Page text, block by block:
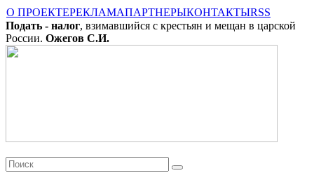
О ПРОЕКТЕРЕКЛАМАПАРТНЕРЫКОНТАКТЫRSS
Подать - налог, взимавшийся с крестьян и мещан в царской
России. Ожегов С.И.